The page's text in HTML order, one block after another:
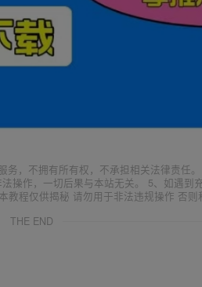
，不拥有所有权，不承担相关法律责任
操作，一切后果与本站无关。 5、如遇到
教程仅供揭秘 请勿用于非法违规操作 否则
THE END